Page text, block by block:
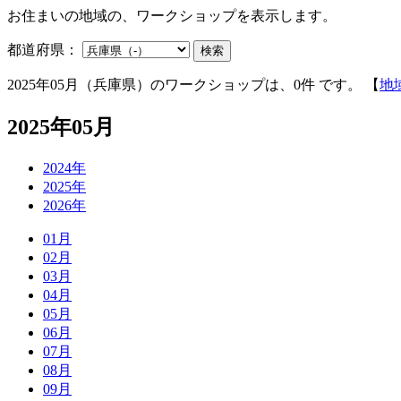
お住まいの地域の、ワークショップを表示します。
都道府県： 検索
2025年05月（兵庫県）のワークショップは、0件 です。 【地
2025年05月
2024年
2025年
2026年
01月
02月
03月
04月
05月
06月
07月
08月
09月